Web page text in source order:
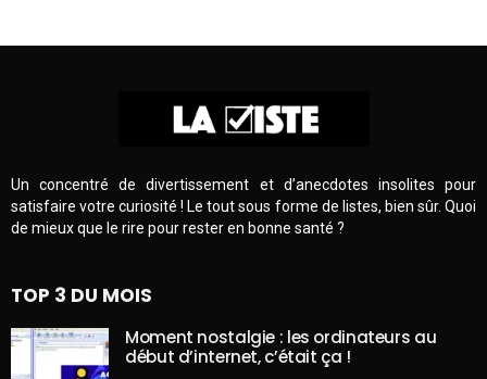
Un concentré de divertissement et d’anecdotes insolites pour
satisfaire votre curiosité ! Le tout sous forme de listes, bien sûr. Quoi
de mieux que le rire pour rester en bonne santé ?
TOP 3 DU MOIS
Moment nostalgie : les ordinateurs au
début d’internet, c’était ça !